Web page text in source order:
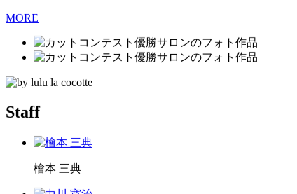
MORE
Staff
檜本 三典